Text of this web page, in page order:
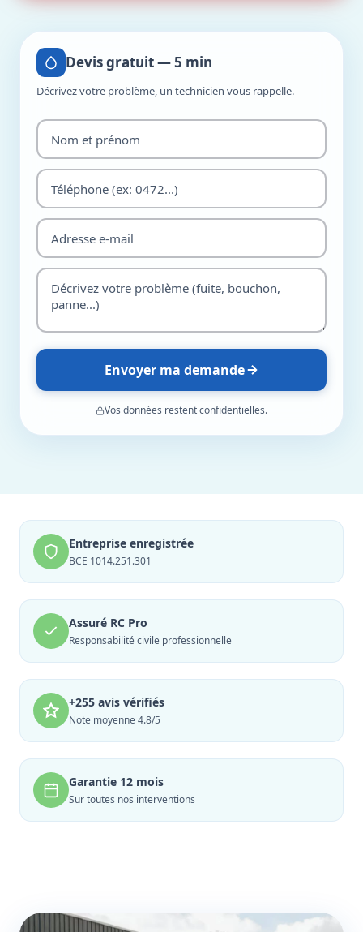
Devis gratuit — 5 min
Décrivez votre problème, un technicien vous rappelle.
Envoyer ma demande
Vos données restent confidentielles.
Entreprise enregistrée
BCE 1014.251.301
Assuré RC Pro
Responsabilité civile professionnelle
+255 avis vérifiés
Note moyenne 4.8/5
Garantie 12 mois
Sur toutes nos interventions